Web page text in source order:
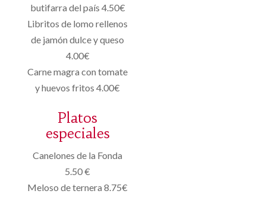
butifarra del país 4.50€
Libritos de lomo rellenos
de jamón dulce y queso
4.00€
Carne magra con tomate
y huevos fritos 4.00€
Platos
especiales
Canelones de la Fonda
5.50 €
Meloso de ternera 8.75€